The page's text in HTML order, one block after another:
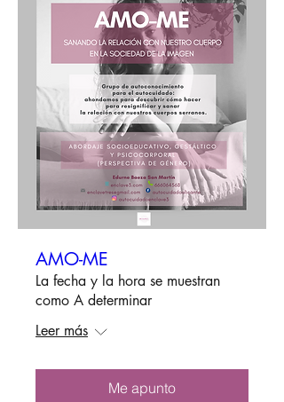
AMO-ME
La fecha y la hora se muestran
como A determinar
Leer más
Me apunto